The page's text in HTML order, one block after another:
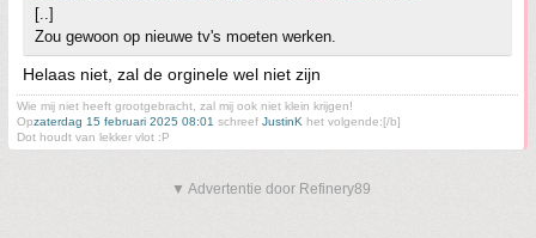
[..]
Zou gewoon op nieuwe tv's moeten werken.
Helaas niet, zal de orginele wel niet zijn
Wie mij niet heeft grootgebracht, zal mij ook niet klein krijgen!
Opzaterdag 15 februari 2025 08:01 schreef JustinK het volgende:[/b]
Dot houdt van lekker vlot :P
▼ Advertentie door Refinery89